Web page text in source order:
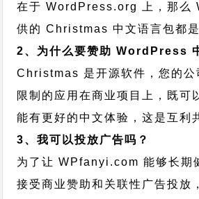
在于 WordPress.org 上，那么
供的 Christmas 中文语言包都是
2、为什么要赞助 WordPress
Christmas 是开源软件，您的公
限制的应用在商业项目上，既可
能有更好的中文体验，这是互利
3、我可以投放广告吗？
为了让 WPfanyi.com 能够长期
接受商业赞助和关联性广告投放